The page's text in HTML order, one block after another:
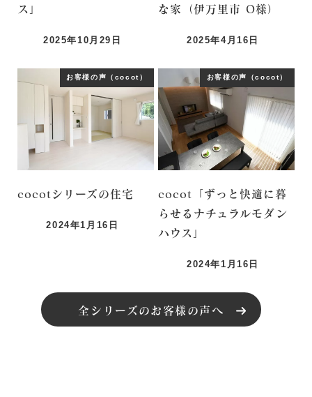
ス」
2025年10月29日
な家（伊万里市 O様）
2025年4月16日
お客様の声（cocot）
cocotシリーズの住宅
2024年1月16日
お客様の声（cocot）
cocot「ずっと快適に暮
らせるナチュラルモダン
ハウス」
2024年1月16日
全シリーズのお客様の声へ